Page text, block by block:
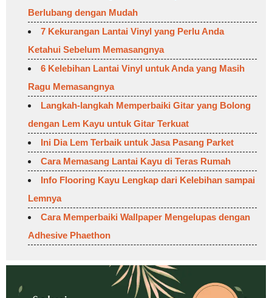
Berlubang dengan Mudah
7 Kekurangan Lantai Vinyl yang Perlu Anda
Ketahui Sebelum Memasangnya
6 Kelebihan Lantai Vinyl untuk Anda yang Masih
Ragu Memasangnya
Langkah-langkah Memperbaiki Gitar yang Bolong
dengan Lem Kayu untuk Gitar Terkuat
Ini Dia Lem Terbaik untuk Jasa Pasang Parket
Cara Memasang Lantai Kayu di Teras Rumah
Info Flooring Kayu Lengkap dari Kelebihan sampai
Lemnya
Cara Memperbaiki Wallpaper Mengelupas dengan
Adhesive Phaethon